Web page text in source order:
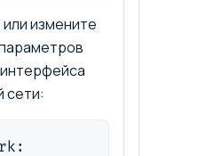
измените
сети: